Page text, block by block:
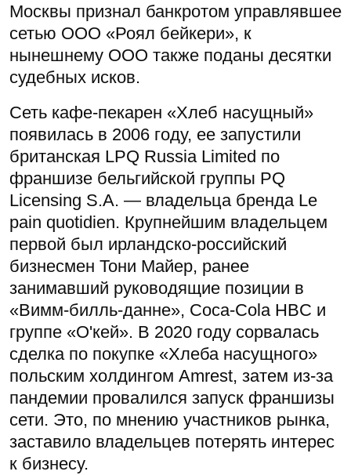
Москвы признал банкротом управлявшее
сетью ООО «Роял бейкери», к
нынешнему ООО также поданы десятки
судебных исков.
Сеть кафе-пекарен «Хлеб насущный»
появилась в 2006 году, ее запустили
британская LPQ Russia Limited по
франшизе бельгийской группы PQ
Licensing S.A. — владельца бренда Le
pain quotidien. Крупнейшим владельцем
первой был ирландско-российский
бизнесмен Тони Майер, ранее
занимавший руководящие позиции в
«Вимм-билль-данне», Coca-Cola HBC и
группе «О'кей». В 2020 году сорвалась
сделка по покупке «Хлеба насущного»
польским холдингом Amrest, затем из-за
пандемии провалился запуск франшизы
сети. Это, по мнению участников рынка,
заставило владельцев потерять интерес
к бизнесу.